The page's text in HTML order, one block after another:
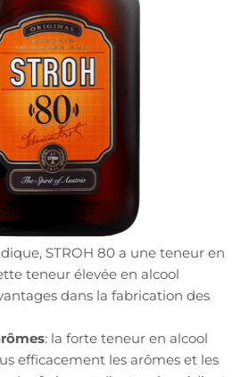
STROH 80 a une teneur en
teneur élevée en alcool
dans la fabrication des
: la forte teneur en alcool
efficacement les arômes et les